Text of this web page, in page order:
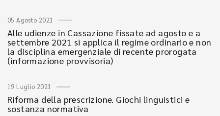
05 Agosto 2021
Alle udienze in Cassazione fissate ad agosto e a
settembre 2021 si applica il regime ordinario e non
la disciplina emergenziale di recente prorogata
(informazione provvisoria)
19 Luglio 2021
Riforma della prescrizione. Giochi linguistici e
sostanza normativa